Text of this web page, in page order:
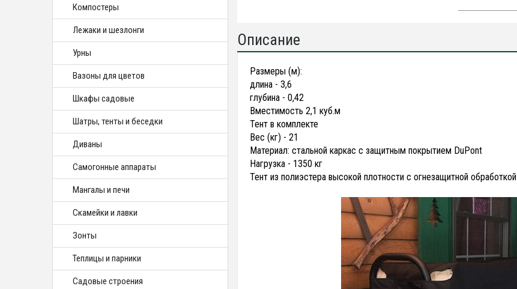
Компостеры
Лежаки и шезлонги
Урны
Вазоны для цветов
Шкафы садовые
Шатры, тенты и беседки
Диваны
Самогонные аппараты
Мангалы и печи
Скамейки и лавки
Зонты
Теплицы и парники
Садовые строения
Описание
Размеры (м):
длина - 3,6
глубина - 0,42
Вместимость 2,1 куб.м
Тент в комплекте
Вес (кг) - 21
Материал: стальной каркас с защитным покрытием DuPont
Нагрузка - 1350 кг
Тент из полиэстера высокой плотности с огнезащитной обработкой